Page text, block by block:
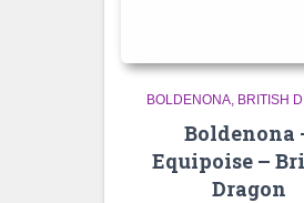
BOLDENONA BRITISH
Boldenona
Equipoise –
Dragon